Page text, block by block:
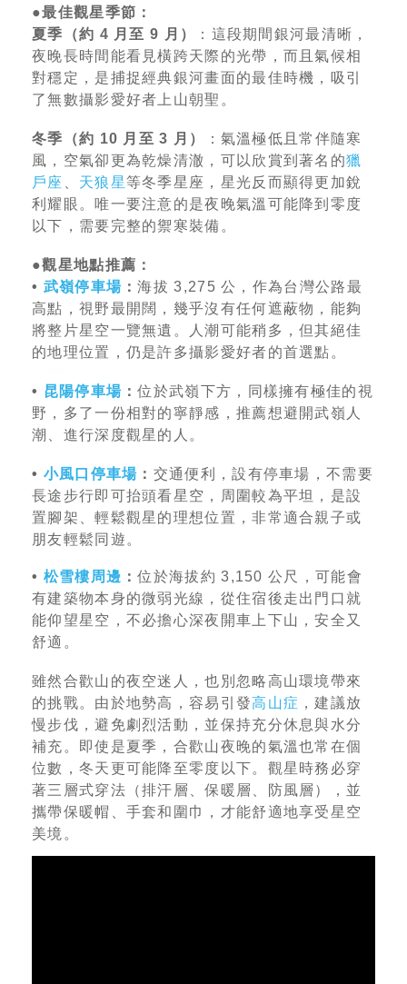
●最佳觀星季節：
夏季（約 4 月至 9 月）
：這段期間銀河最清晰，
夜晚長時間能看見橫跨天際的光帶，而且氣候相
對穩定，是捕捉經典銀河畫面的最佳時機，吸引
了無數攝影愛好者上山朝聖。
冬季（約 10 月至 3 月）
：氣溫極低且常伴隨寒
風，空氣卻更為乾燥清澈，可以欣賞到著名的獵
戶座
天狼星 等冬季星座，星光反而顯得更加銳
利耀眼。唯一要注意的是夜晚氣溫可能降到零度
以下，需要完整的禦寒裝備。
●觀星地點推薦：
• 武嶺停車場 ：海拔 3,275 公，作為台灣公路最
高點，視野最開闊，幾乎沒有任何遮蔽物，能夠
將整片星空一覽無遺。人潮可能稍多，但其絕佳
的地理位置，仍是許多攝影愛好者的首選點。
• 昆陽停車場 ：位於武嶺下方，同樣擁有極佳的視
野，多了一份相對的寧靜感，推薦想避開武嶺人
潮、進行深度觀星的人。
• 小風口停車場 ： 交通便利，設有停車場，不需要
長途步行即可抬頭看星空，周圍較為平坦，是設
置腳架、輕鬆觀星的理想位置，非常適合親子或
朋友輕鬆同遊。
• 松雪樓周邊 ：位於海拔約 3,150 公尺，可能會
有建築物本身的微弱光線，從住宿後走出門口就
能仰望星空，不必擔心深夜開車上下山，安全又
舒適。
雖然合歡山的夜空迷人，也別忽略高山環境帶來
的挑戰。由於地勢高，容易引發高山症 ，建議放
慢步伐，避免劇烈活動，並保持充分休息與水分
補充。即使是夏季，合歡山夜晚的氣溫也常在個
位數，冬天更可能降至零度以下。觀星時務必穿
著三層式穿法（排汗層、保暖層、防風層），並
攜帶保暖帽、手套和圍巾，才能舒適地享受星空
美境。